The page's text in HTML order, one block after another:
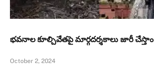
భవనాల కూల్చివేతపై మార్గదర్శకాలు జారీ చేస్తాం
October 2, 2024